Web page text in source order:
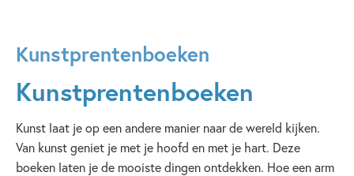
Kunstprentenboeken
Kunstprentenboeken
Kunst laat je op een andere manier naar de wereld kijken.
Van kunst geniet je met je hoofd en met je hart. Deze
boeken laten je de mooiste dingen ontdekken. Hoe een arm